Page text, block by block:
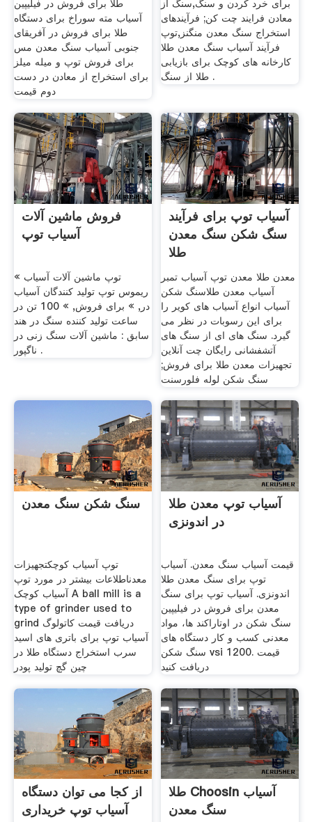
طلا برای فروش در فیلیپین
آسیاب مته سوراخ برای دستگاه
طلا برای فروش در آفریقای
جنوبی آسیاب سنگ معدن مس
برای فروش توپ و میله میلز
برای استخراج از معادن در دست
دوم قیمت
برای خرد کردن و سنگ,سنگ از
معادن فرایند چت کن; فرآیندهای
استخراج سنگ معدن منگنز,توپ
فرآیند آسیاب سنگ معدن طلا
کارخانه های کوچک برای بازیابی
طلا از سنگ .
فروش ماشین آلات
آسیاب توپ
توپ ماشین آلات آسیاب »
ریموس توپ تولید کنندگان آسیاب
در, » برای فروش, » 100 تن در
ساعت تولید کننده سنگ در هند
سابق : ماشین آلات سنگ زنی در
ناگپور .
آسیاب توپ برای فرآیند
سنگ شکن سنگ معدن
طلا
معدن طلا معدن توپ آسیاب تمبر
آسیاب معدن طلاسنگ شکن
آسیاب انواع آسیاب های کویر را
برای این رسوبات در نظر می
گیرد. سنگ های ای از سنگ های
آتشفشانی رایگان چت آنلاین
تجهیزات معدن طلا برای فروش;
سنگ شکن لوله فلورسنت
سنگ شکن سنگ معدن
توپ آسیاب کوچکتجهیزات
معدناطلاعات بیشتر در مورد توپ
آسیاب کوچک A ball mill is a
type of grinder used to
grind دریافت قیمت کاتولوگ
آسیاب توپ برای باتری های اسید
سرب استخراج دستگاه طلا در
چین گچ تولید پودر
آسیاب توپ معدن طلا
در اندونزی
قیمت آسیاب سنگ معدن. آسیاب
توپ برای سنگ معدن طلا
اندونزی. آسیاب توپ برای سنگ
معدن برای فروش در فیلیپین
سنگ شکن در اوتاراکند ها، مواد
معدنی کسب و کار دستگاه های
سنگ شکن vsi 1200. قیمت
دریافت کنید
از کجا می توان دستگاه
آسیاب توپ خریداری
طلا Choosin آسیاب
سنگ معدن